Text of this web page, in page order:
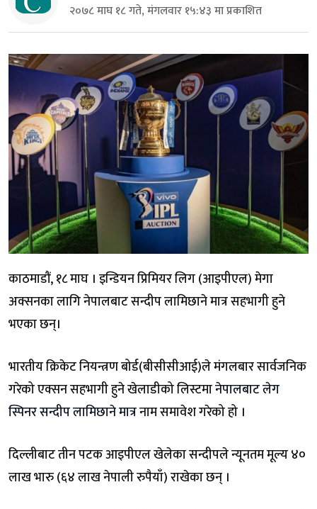
२०७८ माघ १८ गते, मंगलवार १५:४३ मा प्रकाशित
काठमाडौं, १८ माघ । इन्डियन प्रिमियर लिग (आइपीएल) मेगा
अक्सनका लागि नेपालबाट सन्दीप लामिछाने मात्र सहभागी हुने
भएका छन्।
भारतीय क्रिकेट नियन्त्रण बोर्ड(बीसीसीआई)ले मंगलबार सार्वजनिक
गरेको एक्सन सहभागी हुने खेलाडीको लिस्टमानेपालबाट लेग
स्पिनर सन्दीप लामिछाने मात्रनाम समावेश गरेको हो ।
दिल्लीबाट तीन पटक आइपीएल खेलेका सन्दीपले न्यूनतम मूल्य ४०
लाख भारु (६४ लाख नेपाली रुपैयाँ) राखेका छन् ।